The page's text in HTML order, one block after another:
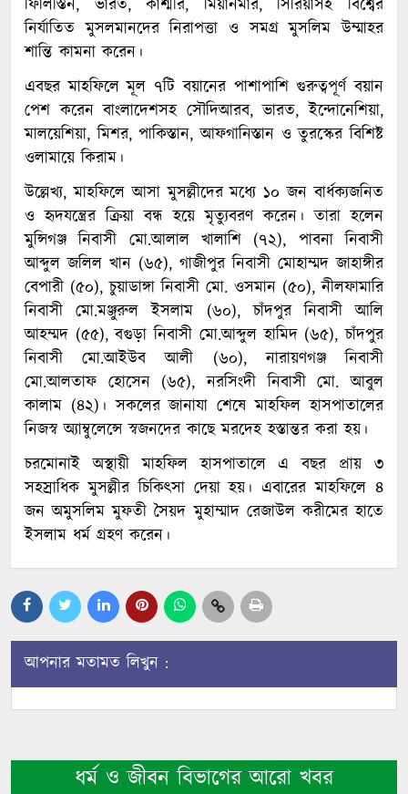
ফিলিস্তিন, ভারত, কাশ্মীর, মিয়ানমার, সিরিয়াসহ বিশ্বের
নির্যাতিত মুসলমানদের নিরাপত্তা ও সমগ্র মুসলিম উম্মাহর
শান্তি কামনা করেন।
এবছর মাহফিলে মূল ৭টি বয়ানের পাশাপাশি গুরুত্বপূর্ণ বয়ান
পেশ করেন বাংলাদেশসহ সৌদিআরব, ভারত, ইন্দোনেশিয়া,
মালয়েশিয়া, মিশর, পাকিস্তান, আফগানিস্তান ও তুরস্কের বিশিষ্ট
ওলামায়ে কিরাম।
উল্লেখ্য, মাহফিলে আসা মুসল্লীদের মধ্যে ১০ জন বার্ধক্যজনিত
ও হৃদযন্ত্রের ক্রিয়া বন্ধ হয়ে মৃত্যুবরণ করেন। তারা হলেন
মুন্সিগঞ্জ নিবাসী মো.আলাল খালাশি (৭২), পাবনা নিবাসী
আব্দুল জলিল খান (৬৫), গাজীপুর নিবাসী মোহাম্মদ জাহাঙ্গীর
বেপারী (৫০), চুয়াডাঙ্গা নিবাসী মো. ওসমান (৫০), নীলফামারি
নিবাসী মো.মঞ্জুরুল ইসলাম (৬০), চাঁদপুর নিবাসী আলি
আহম্মদ (৫৫), বগুড়া নিবাসী মো.আব্দুল হামিদ (৬৫), চাঁদপুর
নিবাসী মো.আইউব আলী (৬০), নারায়ণগঞ্জ নিবাসী
মো.আলতাফ হোসেন (৬৫), নরসিংদী নিবাসী মো. আবুল
কালাম (৪২)। সকলের জানাযা শেষে মাহফিল হাসপাতালের
নিজস্ব অ্যাম্বুলেন্সে স্বজনদের কাছে মরদেহ হস্তান্তর করা হয়।
চরমোনাই অস্থায়ী মাহফিল হাসপাতালে এ বছর প্রায় ৩
সহস্রাধিক মুসল্লীর চিকিৎসা দেয়া হয়। এবারের মাহফিলে ৪
জন অমুসলিম মুফতী সৈয়দ মুহাম্মাদ রেজাউল করীমের হাতে
ইসলাম ধর্ম গ্রহণ করেন।
আপনার মতামত লিখুন :
ধর্ম ও জীবন বিভাগের আরো খবর